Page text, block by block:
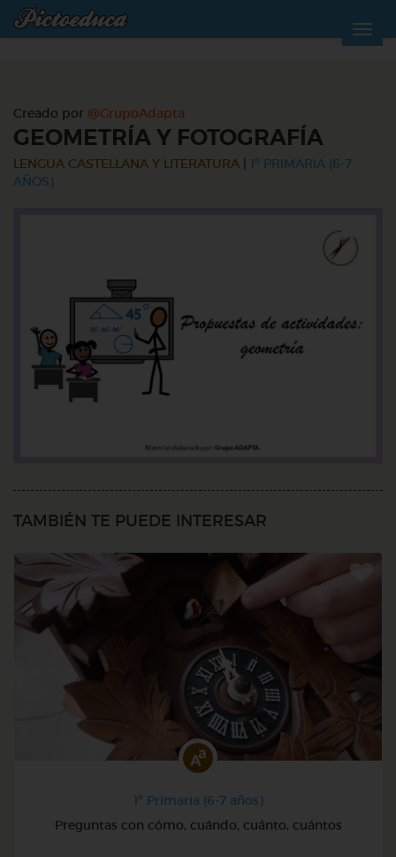
Creado por @GrupoAdapta
GEOMETRÍA Y FOTOGRAFÍA
LENGUA CASTELLANA Y LITERATURA
1º PRIMARIA (6-7
AÑOS)
TAMBIÉN TE PUEDE INTERESAR
1º Primaria (6-7 años)
Preguntas con cómo, cuándo, cuánto, cuántos